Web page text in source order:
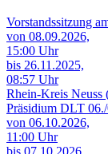
Vorstandssitzung
von 08.09.2026,
15:00 Uhr
bis 26.11.2025,
08:57 Uhr
Rhein-Kreis Neuss
Präsidium DLT
von 06.10.2026,
11:00 Uhr
bis 07.10.2026,